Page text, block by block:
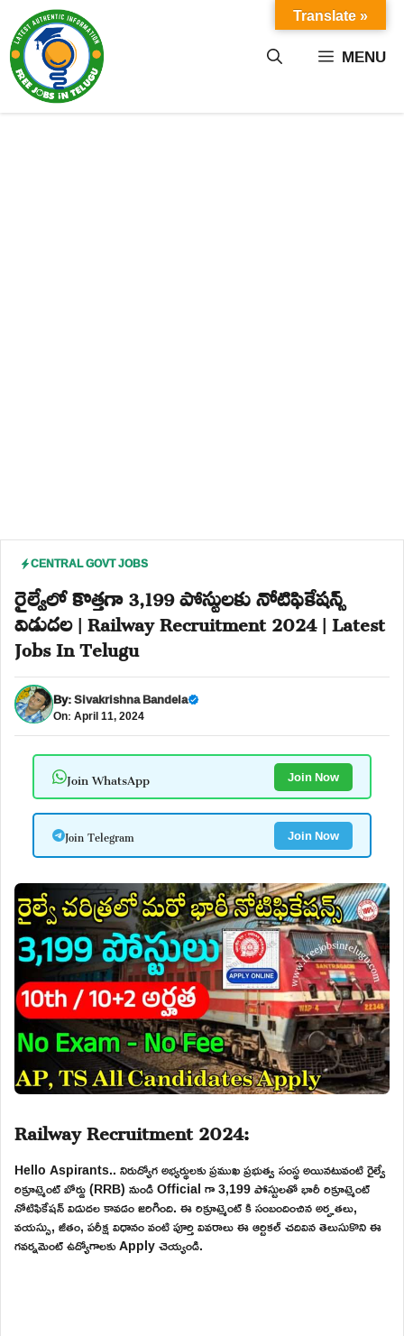
content MENU
CENTRAL GOVT JOBS
రైల్వేలో కొత్తగా 3,199 పోస్టులకు నోటిఫికేషన్స్
విడుదల | Railway Recruitment 2024 | Latest
Jobs In Telugu
By:Sivakrishna Bandela
On: April 11, 2024
Join WhatsApp Join Now
Join Telegram Join Now
Railway Recruitment 2024:
Hello Aspirants.. నిరుద్యోగ అభ్యర్థులకు ప్రముఖ ప్రభుత్వ సంస్థ అయినటువంటి రైల్వే
రిక్రూట్మెంట్ బోర్డు (RRB) నుండి Official గా 3,199 పోస్టులతో భారీ రిక్రూట్మెంట్
నోటిఫికేషన్ విడుదల కావడం జరిగింది. ఈ రిక్రూట్మెంట్ కి సంబందించిన అర్హతలు,
వయస్సు, జీతం, పరీక్ష విధానం వంటి పూర్తి వివరాలు ఈ ఆర్టికల్ చదివిన తెలుసుకొని ఈ
గవర్నమెంట్ ఉద్యోగాలకు Apply చెయ్యండి.
Translate »